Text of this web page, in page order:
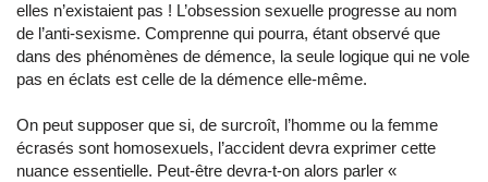
elles n’existaient pas ! L’obsession sexuelle progresse au nom
de l’anti-sexisme. Comprenne qui pourra, étant observé que
dans des phénomènes de démence, la seule logique qui ne vole
pas en éclats est celle de la démence elle-même.
On peut supposer que si, de surcroît, l’homme ou la femme
écrasés sont homosexuels, l’accident devra exprimer cette
nuance essentielle. Peut-être devra-t-on alors parler «